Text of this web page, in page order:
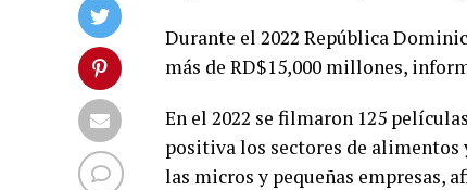
Durante el 2022 República
más de RD$15,000 millones,
En el 2022 se filmaron 125
positiva los sectores de alimentos
las micros y pequeñas empresas,